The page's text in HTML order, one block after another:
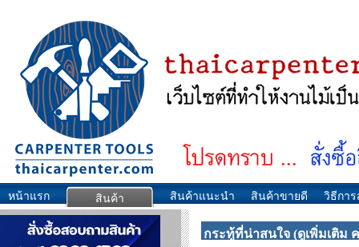
หน้าแรก สินค้า สินค้าแนะนำ สินค้าขายดี วิธีกา
กระทู้ที่น่าสนใจ (ดูเพิ่มเติม